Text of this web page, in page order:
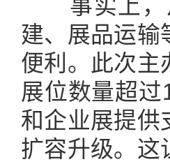
事实上，
建、展品运输
便利。此次主
展位数量超
和企业展提供
扩容升级。这